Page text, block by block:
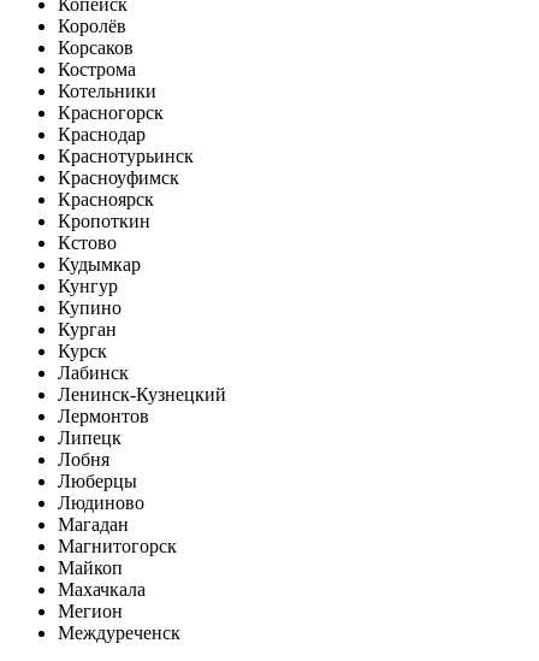
Королёв
Корсаков
Кострома
Котельники
Красногорск
Краснодар
Краснотурьинск
Красноуфимск
Красноярск
Кропоткин
Кстово
Кудымкар
Кунгур
Купино
Курган
Курск
Лабинск
Ленинск-Кузнецкий
Лермонтов
Липецк
Лобня
Люберцы
Людиново
Магадан
Магнитогорск
Майкоп
Махачкала
Мегион
Междуреченск